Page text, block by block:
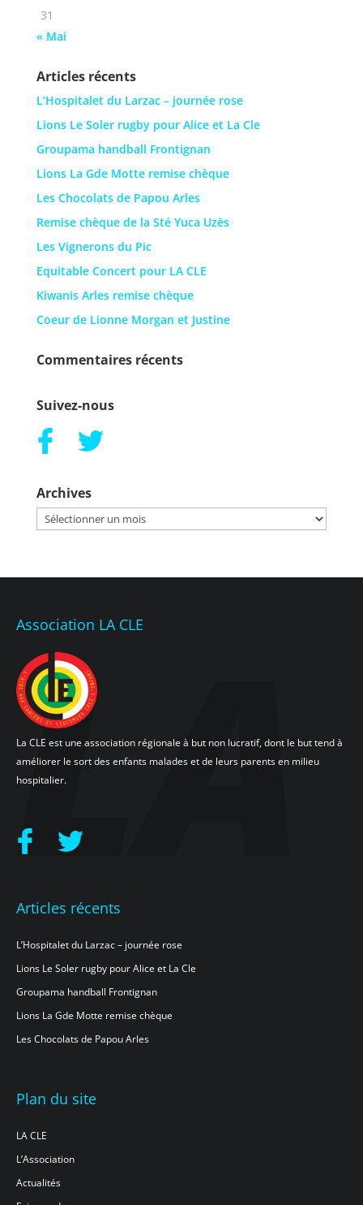
31
« Mai
Articles récents
L’Hospitalet du Larzac – journée rose
Lions Le Soler rugby pour Alice et La Cle
Groupama handball Frontignan
Lions La Gde Motte remise chèque
Les Chocolats de Papou Arles
Remise chèque de la Sté Yuca Uzès
Les Vignerons du Pic
Equitable Concert pour LA CLE
Kiwanis Arles remise chèque
Coeur de Lionne Morgan et Justine
Commentaires récents
Suivez-nous
Archives
Archives
Association LA CLE
La CLE est une association régionale à but non lucratif, dont le but tend à
améliorer le sort des enfants malades et de leurs parents en milieu
hospitalier.
Articles récents
L’Hospitalet du Larzac – journée rose
Lions Le Soler rugby pour Alice et La Cle
Groupama handball Frontignan
Lions La Gde Motte remise chèque
Les Chocolats de Papou Arles
Plan du site
LA CLE
L’Association
Actualités